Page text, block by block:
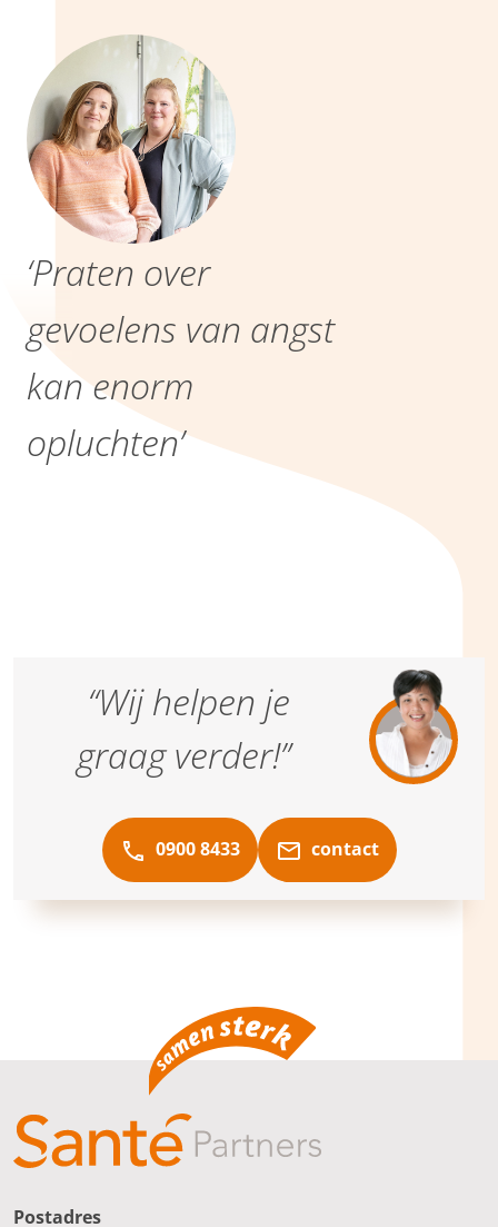
‘Praten over
gevoelens van angst
kan enorm
opluchten’
“Wij helpen je
graag verder!”
0900 8433 contact
Postadres